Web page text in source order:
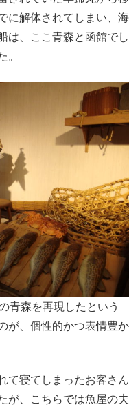
に解体されてしまい、海
は、ここ青森と函館でし
。
青森を再現したという
が、個性的かつ表情豊か
て寝てしまったお客さん
が、こちらでは魚屋の夫